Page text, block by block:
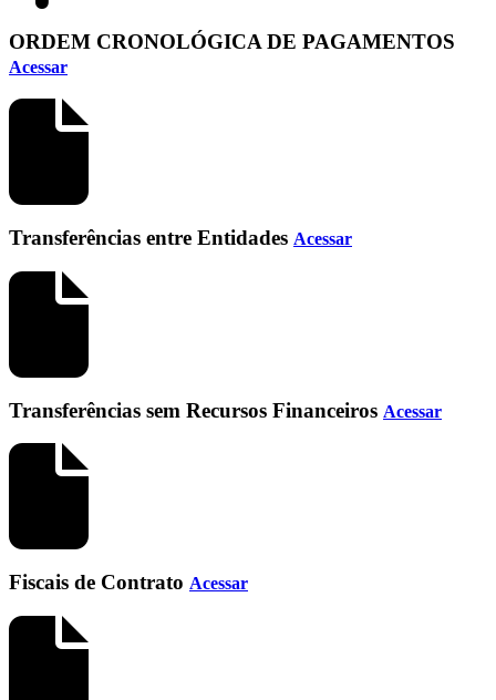
ORDEM CRONOLÓGICA DE PAGAMENTOS
Acessar
Transferências entre Entidades Acessar
Transferências sem Recursos Financeiros Acessar
Fiscais de Contrato Acessar